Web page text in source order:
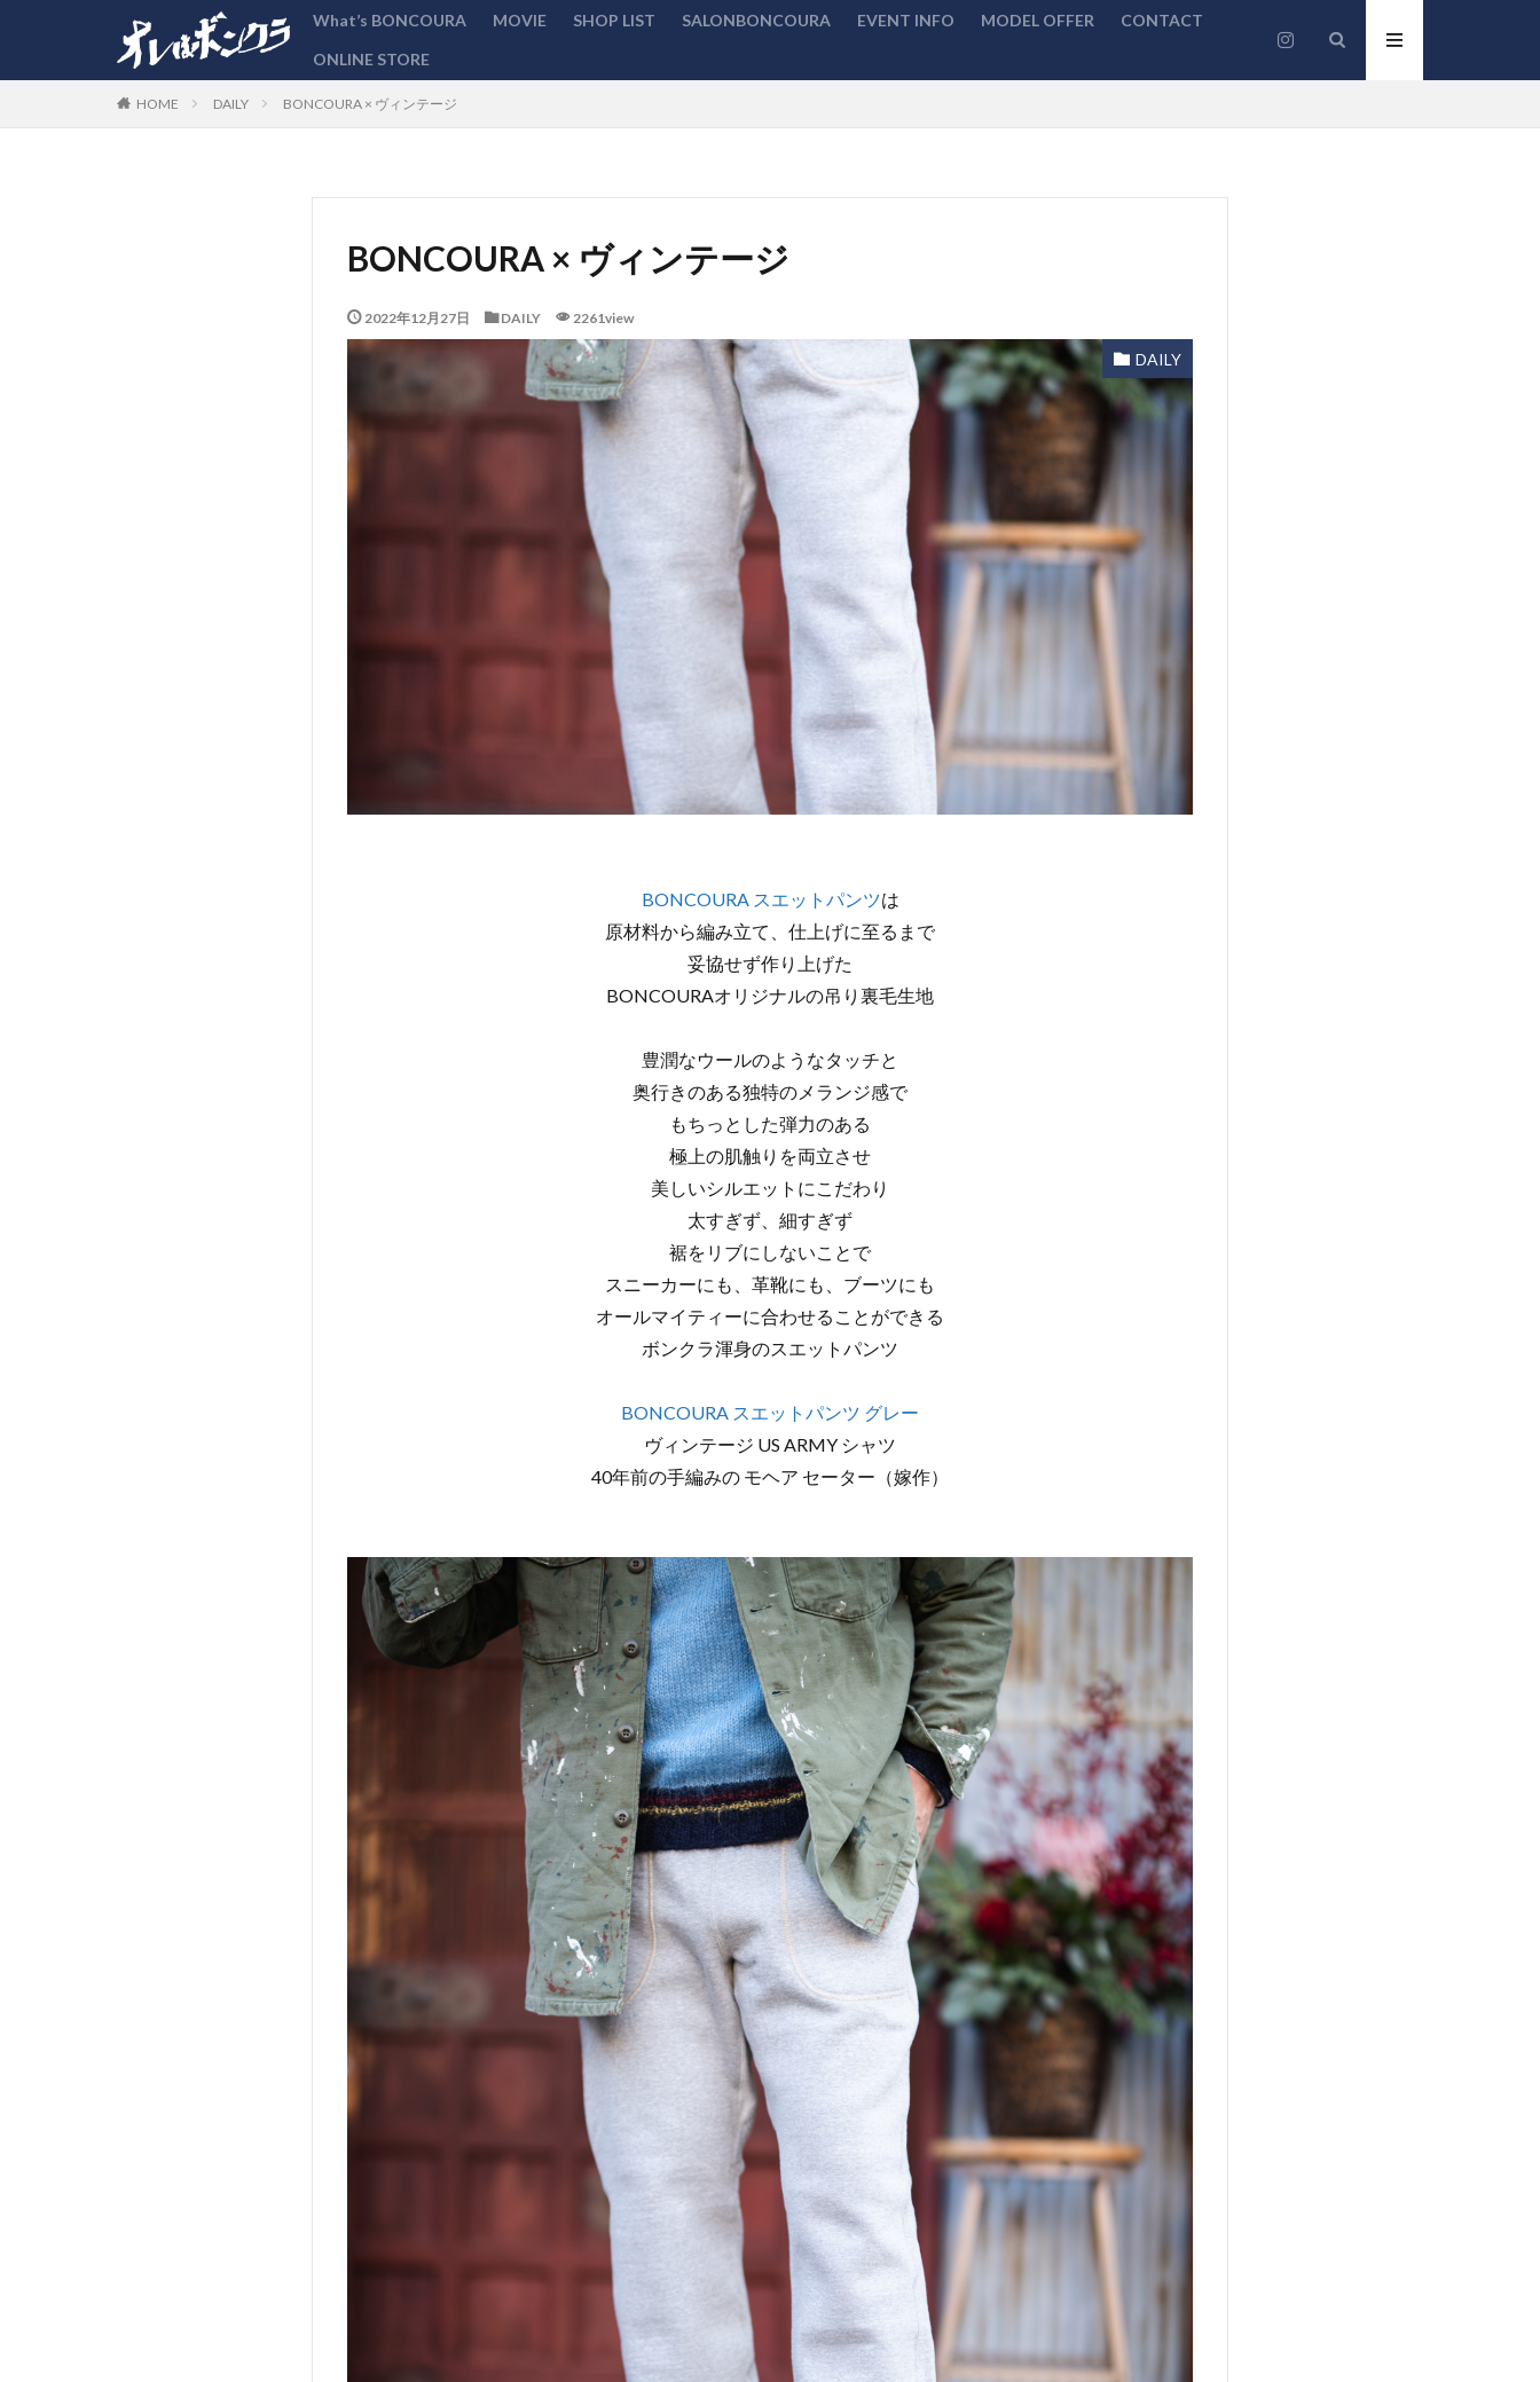
What’s BONCOURA MOVIE SHOP LIST SALONBONCOURA EVENT INFO MODEL OFFER
CONTACT
ONLINE STORE
HOME DAILY BONCOURA × ヴィンテージ
BONCOURA × ヴィンテージ
2022年12月27日 DAILY 2261view
DAILY
BONCOURA スエットパンツは
原材料から編み立て、仕上げに至るまで
妥協せず作り上げた
BONCOURAオリジナルの吊り裏毛生地
豊潤なウールのようなタッチと
奥行きのある独特のメランジ感で
もちっとした弾力のある
極上の肌触りを両立させ
美しいシルエットにこだわり
太すぎず、細すぎず
裾をリブにしないことで
スニーカーにも、革靴にも、ブーツにも
オールマイティーに合わせることができる
ボンクラ渾身のスエットパンツ
BONCOURA スエットパンツ グレー
ヴィンテージ US ARMY シャツ
40年前の手編みの モヘア セーター（嫁作）
カテゴリー
検索